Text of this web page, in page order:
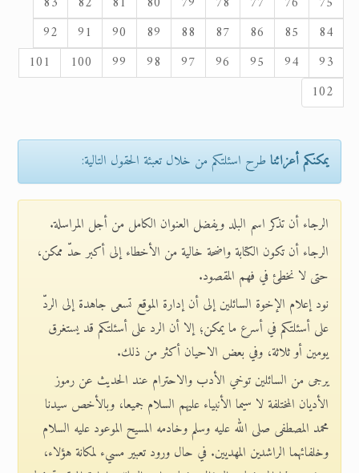
84
85
86
87
88
89
90
91
92
93
94
95
96
97
98
99
100
101
102